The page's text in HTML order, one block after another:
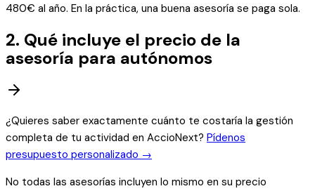
480€ al año. En la práctica, una buena asesoría se paga sola.
2. Qué incluye el precio de la
asesoría para autónomos
¿Quieres saber exactamente cuánto te costaría la gestión
completa de tu actividad en AccioNext? Pídenos
presupuesto personalizado →
No todas las asesorías incluyen lo mismo en su precio